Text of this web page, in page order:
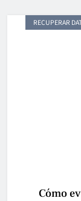
RECUPERAR
Cómo